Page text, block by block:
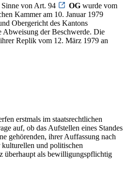
von Art. 94
OG wurde vom
Kammer am 10. Januar 1979
Obergericht des Kantons
Abweisung der Beschwerde. Die
Replik vom 12. März 1979 an
erstmals im staatsrechtlichen
auf, ob das Aufstellen eines Standes
gehörenden, ihrer Auffassung nach
und politischen
überhaupt als bewilligungspflichtig